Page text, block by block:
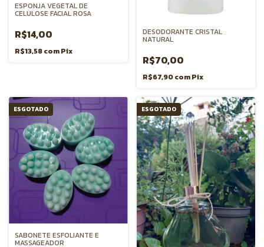
ESPONJA VEGETAL DE
CELULOSE FACIAL ROSA
R$14,00
R$13,58comPix
DESODORANTE CRISTAL
NATURAL
R$70,00
R$67,90comPix
ESGOTADO
SABONETE ESFOLIANTE E
MASSAGEADOR
ESGOTADO